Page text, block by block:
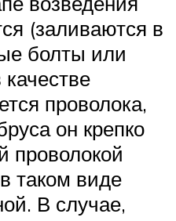
(заливаются в
болты или
проволока,
он крепко
проволокой
таком виде
В случае,